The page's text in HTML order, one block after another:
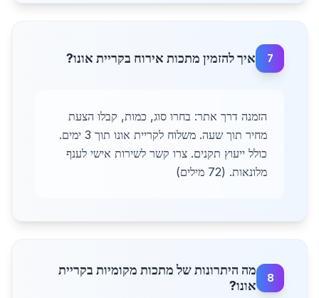
7 איך להזמין מתכות אירוח בקריית אונו?
הזמנה דרך אתר: בחרו סוג, כמות, קבלו הצעת
מחיר תוך שעה. משלוח לקריית אונו תוך 3 ימים.
כולל ייעוץ תקנים. צרו קשר לשירות אישי לענף
מלונאות. (72 מילים)
8
מה היתרונות של מתכות מקומיות בקריית
אונו?